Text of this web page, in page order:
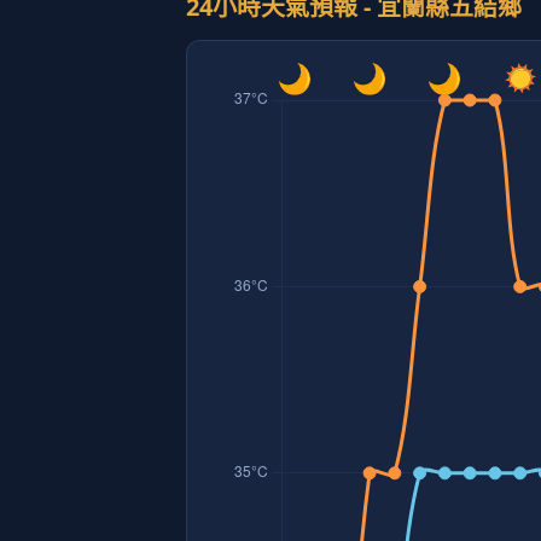
24小時天氣預報 - 宜蘭縣五結鄉